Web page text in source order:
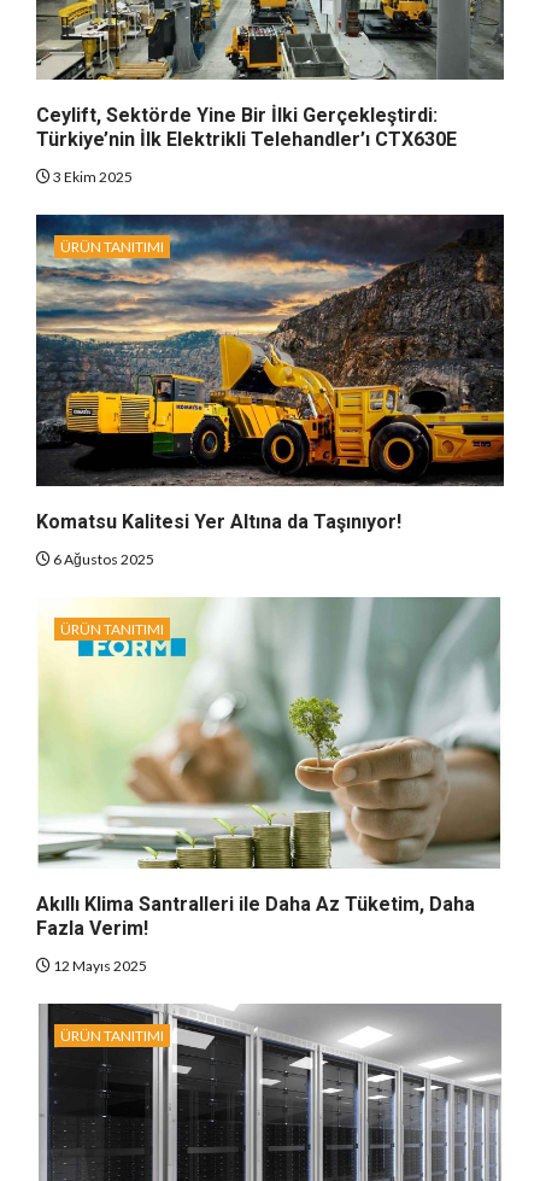
Ceylift, Sektörde Yine Bir İlki Gerçekleştirdi:
Türkiye’nin İlk Elektrikli Telehandler’ı CTX630E
3 Ekim 2025
ÜRÜN TANITIMI
Komatsu Kalitesi Yer Altına da Taşınıyor!
6 Ağustos 2025
ÜRÜN TANITIMI
Akıllı Klima Santralleri ile Daha Az Tüketim, Daha
Fazla Verim!
12 Mayıs 2025
ÜRÜN TANITIMI